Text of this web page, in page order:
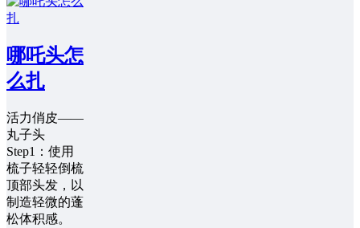
哪吒头怎
么扎
活力俏皮——
丸子头
Step1：使用
梳子轻轻倒梳
顶部头发，以
制造轻微的蓬
松体积感。